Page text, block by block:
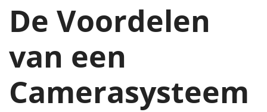
De Voordelen
van een
Camerasysteem